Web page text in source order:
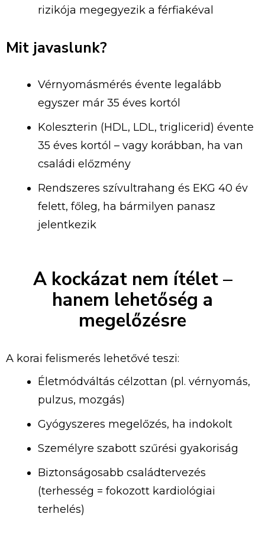
rizikója megegyezik a férfiakéval
Mit javaslunk?
Vérnyomásmérés évente legalább
egyszer már 35 éves kortól
Koleszterin (HDL, LDL, triglicerid) évente
35 éves kortól – vagy korábban, ha van
családi előzmény
Rendszeres szívultrahang és EKG 40 év
felett, főleg, ha bármilyen panasz
jelentkezik
A kockázat nem ítélet –
hanem lehetőség a
megelőzésre
A korai felismerés lehetővé teszi:
Életmódváltás célzottan (pl. vérnyomás,
pulzus, mozgás)
Gyógyszeres megelőzés, ha indokolt
Személyre szabott szűrési gyakoriság
Biztonságosabb családtervezés
(terhesség = fokozott kardiológiai
terhelés)